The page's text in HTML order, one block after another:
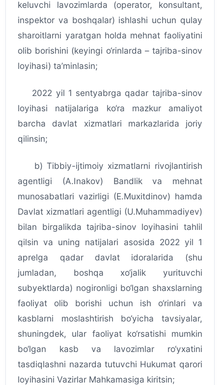
keluvchi lavozimlarda (operator, konsultant,
inspektor va boshqalar) ishlashi uchun qulay
sharoitlarni yaratgan holda mehnat faoliyatini
olib borishini (keyingi o‘rinlarda – tajriba-sinov
loyihasi) ta’minlasin;
2022 yil 1 sentyabrga qadar tajriba-sinov
loyihasi natijalariga ko‘ra mazkur amaliyot
barcha davlat xizmatlari markazlarida joriy
qilinsin;
b) Tibbiy-ijtimoiy xizmatlarni rivojlantirish
agentligi (A.Inakov) Bandlik va mehnat
munosabatlari vazirligi (E.Muxitdinov) hamda
Davlat xizmatlari agentligi (U.Muhammadiyev)
bilan birgalikda tajriba-sinov loyihasini tahlil
qilsin va uning natijalari asosida 2022 yil 1
aprelga qadar davlat idoralarida (shu
jumladan, boshqa xo‘jalik yurituvchi
subyektlarda) nogironligi bo‘lgan shaxslarning
faoliyat olib borishi uchun ish o‘rinlari va
kasblarni moslashtirish bo‘yicha tavsiyalar,
shuningdek, ular faoliyat ko‘rsatishi mumkin
bo‘lgan kasb va lavozimlar ro‘yxatini
tasdiqlashni nazarda tutuvchi Hukumat qarori
loyihasini Vazirlar Mahkamasiga kiritsin;